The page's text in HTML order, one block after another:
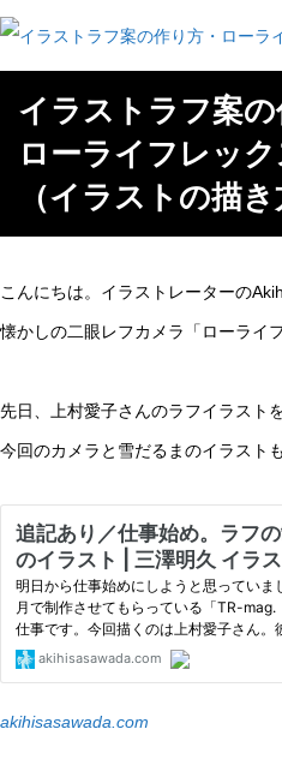
イラストラフ案
ローライフレッ
（イラストの描き
こんにちは。イラストレーターの
懐かしの二眼レフカメラ「ローライ
先日、上村愛子さんのラフイラスト
今回のカメラと雪だるまのイラスト
akihisasawada.com